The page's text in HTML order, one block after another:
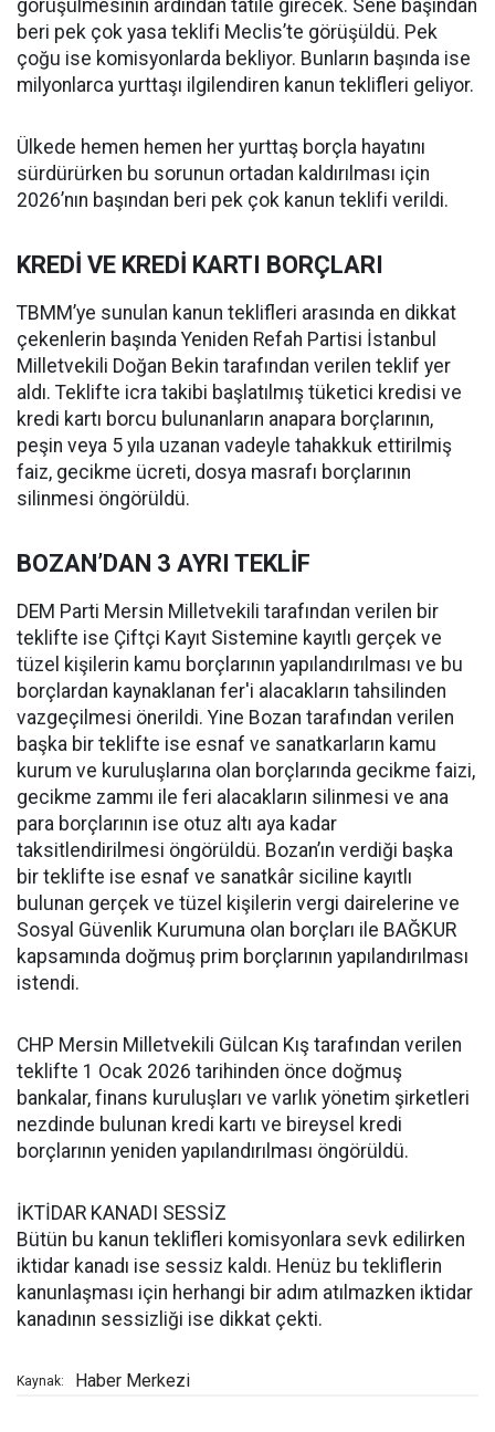
görüşülmesinin ardından tatile girecek. Sene başından
beri pek çok yasa teklifi Meclis’te görüşüldü. Pek
çoğu ise komisyonlarda bekliyor. Bunların başında ise
milyonlarca yurttaşı ilgilendiren kanun teklifleri geliyor.
Ülkede hemen hemen her yurttaş borçla hayatını
sürdürürken bu sorunun ortadan kaldırılması için
2026’nın başından beri pek çok kanun teklifi verildi.
KREDİ VE KREDİ KARTI BORÇLARI
TBMM’ye sunulan kanun teklifleri arasında en dikkat
çekenlerin başında Yeniden Refah Partisi İstanbul
Milletvekili Doğan Bekin tarafından verilen teklif yer
aldı. Teklifte icra takibi başlatılmış tüketici kredisi ve
kredi kartı borcu bulunanların anapara borçlarının,
peşin veya 5 yıla uzanan vadeyle tahakkuk ettirilmiş
faiz, gecikme ücreti, dosya masrafı borçlarının
silinmesi öngörüldü.
BOZAN’DAN 3 AYRI TEKLİF
DEM Parti Mersin Milletvekili tarafından verilen bir
teklifte ise Çiftçi Kayıt Sistemine kayıtlı gerçek ve
tüzel kişilerin kamu borçlarının yapılandırılması ve bu
borçlardan kaynaklanan fer'i alacakların tahsilinden
vazgeçilmesi önerildi. Yine Bozan tarafından verilen
başka bir teklifte ise esnaf ve sanatkarların kamu
kurum ve kuruluşlarına olan borçlarında gecikme faizi,
gecikme zammı ile feri alacakların silinmesi ve ana
para borçlarının ise otuz altı aya kadar
taksitlendirilmesi öngörüldü. Bozan’ın verdiği başka
bir teklifte ise esnaf ve sanatkâr siciline kayıtlı
bulunan gerçek ve tüzel kişilerin vergi dairelerine ve
Sosyal Güvenlik Kurumuna olan borçları ile BAĞKUR
kapsamında doğmuş prim borçlarının yapılandırılması
istendi.
CHP Mersin Milletvekili Gülcan Kış tarafından verilen
teklifte 1 Ocak 2026 tarihinden önce doğmuş
bankalar, finans kuruluşları ve varlık yönetim şirketleri
nezdinde bulunan kredi kartı ve bireysel kredi
borçlarının yeniden yapılandırılması öngörüldü.
İKTİDAR KANADI SESSİZ
Bütün bu kanun teklifleri komisyonlara sevk edilirken
iktidar kanadı ise sessiz kaldı. Henüz bu tekliflerin
kanunlaşması için herhangi bir adım atılmazken iktidar
kanadının sessizliği ise dikkat çekti.
Kaynak: Haber Merkezi